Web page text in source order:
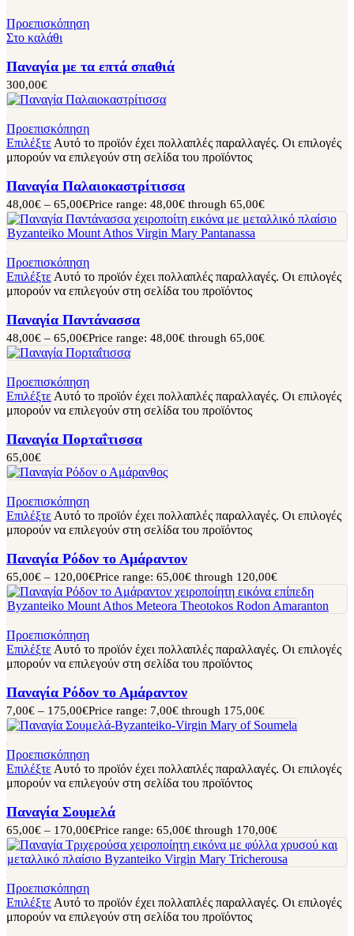
Προεπισκόπηση
Στο καλάθι
Παναγία με τα επτά σπαθιά
300,00€
Προεπισκόπηση
Επιλέξτε Αυτό το προϊόν έχει πολλαπλές παραλλαγές. Οι επιλογές
μπορούν να επιλεγούν στη σελίδα του προϊόντος
Παναγία Παλαιοκαστρίτισσα
48,00€ – 65,00€Price range: 48,00€ through 65,00€
Προεπισκόπηση
Επιλέξτε Αυτό το προϊόν έχει πολλαπλές παραλλαγές. Οι επιλογές
μπορούν να επιλεγούν στη σελίδα του προϊόντος
Παναγία Παντάνασσα
48,00€ – 65,00€Price range: 48,00€ through 65,00€
Προεπισκόπηση
Επιλέξτε Αυτό το προϊόν έχει πολλαπλές παραλλαγές. Οι επιλογές
μπορούν να επιλεγούν στη σελίδα του προϊόντος
Παναγία Πορταΐτισσα
65,00€
Προεπισκόπηση
Επιλέξτε Αυτό το προϊόν έχει πολλαπλές παραλλαγές. Οι επιλογές
μπορούν να επιλεγούν στη σελίδα του προϊόντος
Παναγία Ρόδον το Αμάραντον
65,00€ – 120,00€Price range: 65,00€ through 120,00€
Προεπισκόπηση
Επιλέξτε Αυτό το προϊόν έχει πολλαπλές παραλλαγές. Οι επιλογές
μπορούν να επιλεγούν στη σελίδα του προϊόντος
Παναγία Ρόδον το Αμάραντον
7,00€ – 175,00€Price range: 7,00€ through 175,00€
Προεπισκόπηση
Επιλέξτε Αυτό το προϊόν έχει πολλαπλές παραλλαγές. Οι επιλογές
μπορούν να επιλεγούν στη σελίδα του προϊόντος
Παναγία Σουμελά
65,00€ – 170,00€Price range: 65,00€ through 170,00€
Προεπισκόπηση
Επιλέξτε Αυτό το προϊόν έχει πολλαπλές παραλλαγές. Οι επιλογές
μπορούν να επιλεγούν στη σελίδα του προϊόντος